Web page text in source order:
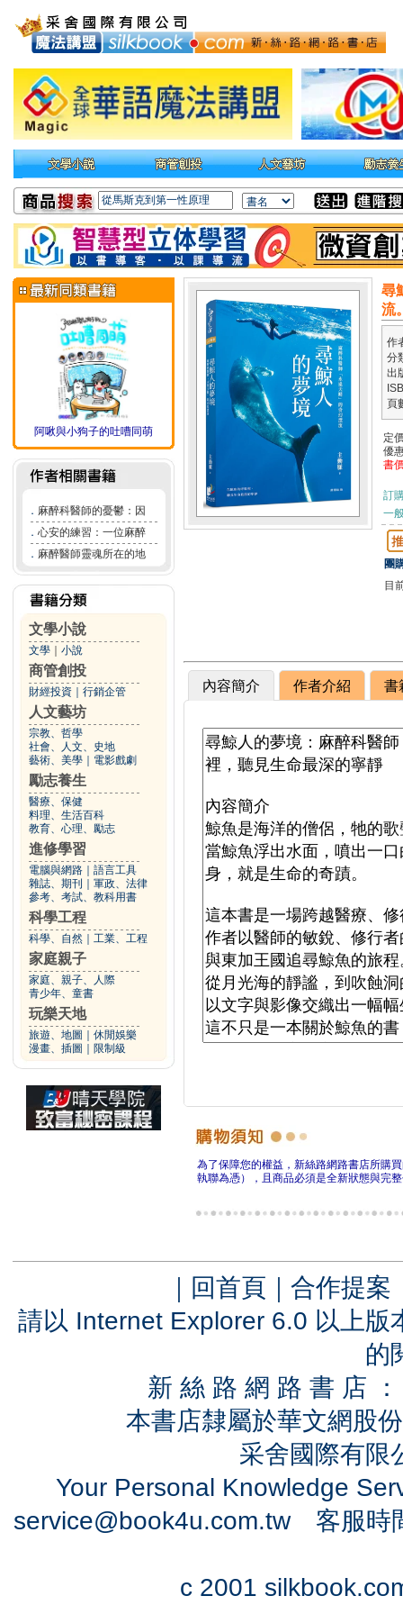
阿啾與小狗子的吐嘈同萌
． 麻醉科醫師的憂鬱：因
． 心安的練習：一位麻醉
． 麻醉醫師靈魂所在的地
文學小說
文學 小說
商管創投
財經投資 行銷企管
人文藝坊
宗教、哲學
社會、人文、史地
藝術、美學
電影戲劇
勵志養生
醫療、保健
料理、生活百科
教育、心理、勵志
進修學習
電腦與網路
語言工具
雜誌、期刊
軍政、法律
參考、考試、教科用書
科學工程
科學、自然 工業、工程
家庭親子
家庭、親子、人際
青少年、童書
玩樂天地
旅遊、地圖
休閒娛樂
漫畫、插圖
限制級
尋
流
作
分
出
頁
定
優
書
訂
一
團
目
內容簡介 作者介紹 書
為了保障您的權益，新絲路網路書店所購
執聯為憑），且商品必須是全新狀態與完
｜ 回首頁 ｜ 合作提案
請以 Internet Explorer 6.0 以上
的
新 絲 路 網 路 書 店
本書店隸屬於華文網股
采舍國際有
Your Personal Knowledge
service@book4u.com.tw客服時
c 2001